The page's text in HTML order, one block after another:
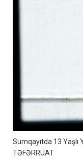
Sumqayıtda 13
TƏFƏRRÜAT